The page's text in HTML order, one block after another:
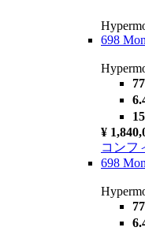
698
¥
コンフ
698